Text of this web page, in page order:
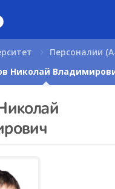
Персоналии
Николай